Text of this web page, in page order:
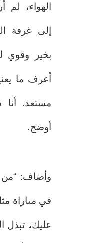
الهواء،
إلى غرفة
بخير وقوي
أعرف ما
مستعد. أنا
أوضح.
وأضاف: “من
في مباراة
عليك، تبذل